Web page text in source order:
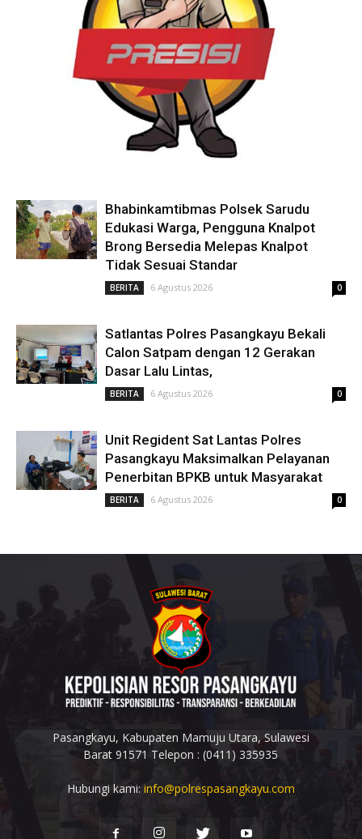
Bhabinkamtibmas Polsek Sarudu
Edukasi Warga, Pengguna Knalpot
Brong Bersedia Melepas Knalpot
Tidak Sesuai Standar
BERITA 6 Agustus 2026 0
Satlantas Polres Pasangkayu Bekali
Calon Satpam dengan 12 Gerakan
Dasar Lalu Lintas,
BERITA 6 Agustus 2026 0
Unit Regident Sat Lantas Polres
Pasangkayu Maksimalkan Pelayanan
Penerbitan BPKB untuk Masyarakat
BERITA 6 Agustus 2026 0
Pasangkayu, Kabupaten Mamuju Utara, Sulawesi
Barat 91571 Telepon : (0411) 335935
Hubungi kami: info@polrespasangkayu.com